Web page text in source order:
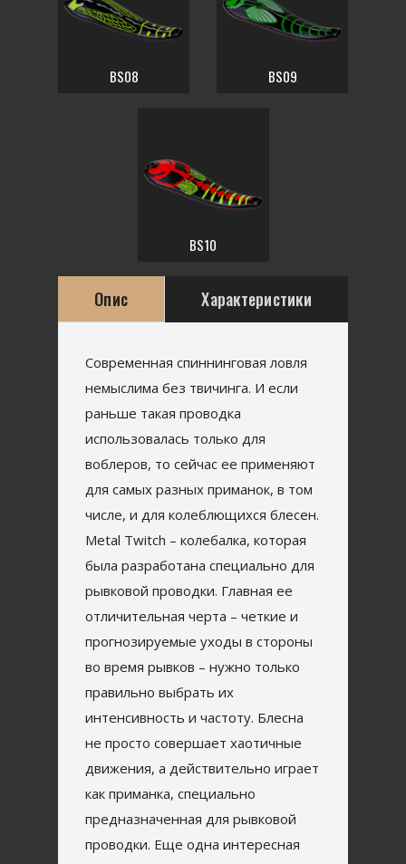
BS08 BS09
BS10
Опис Характеристики
Современная спиннинговая ловля
немыслима без твичинга. И если
раньше такая проводка
использовалась только для
воблеров, то сейчас ее применяют
для самых разных приманок, в том
числе, и для колеблющихся блесен.
Metal Twitch – колебалка, которая
была разработана специально для
рывковой проводки. Главная ее
отличительная черта – четкие и
прогнозируемые уходы в стороны
во время рывков – нужно только
правильно выбрать их
интенсивность и частоту. Блесна
не просто совершает хаотичные
движения, а действительно играет
как приманка, специально
предназначенная для рывковой
проводки. Еще одна интересная